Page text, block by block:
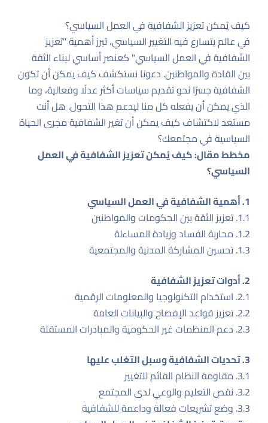
كيف يُمكن تعزيز الشفافية في العمل السياسي؟
في عالم يتسارع فيه التغيير السياسي، تبرز أهمية "تعزيز
الشفافية في العمل السياسي" كعنصر أساسي لبناء الثقة
بين القادة والمواطنين. دعونا نستكشف كيف يمكن أن تكون
الشفافية جسرًا نحو تقديم سياسات أكثر عدلًا وفعالية، وما
الذي يمكن أن يفعله كل منا ليدعم هذا التحول. هل أنت
مستعد لاكتشاف كيف يمكن أن تغير الشفافية مجرى الحياة
السياسية في مجتمعك؟
مخطط مقال: كيف يُمكن تعزيز الشفافية في العمل
السياسي؟
1. أهمية الشفافية في العمل السياسي
1.1. تعزيز الثقة بين الحكومات والمواطنين
1.2. محاربة الفساد وزيادة المساءلة
1.3. تحسين المشاركة المدنية والمجتمعية
2. أدوات تعزيز الشفافية
2.1. استخدام التكنولوجيا والمعلومات الرقمية
2.2. تعزيز قواعد الإفصاح والبيانات العامة
2.3. دعم المنظمات غير الحكومية والمبادرات المستقلة
3. تحديات الشفافية وسبل التغلب عليها
3.1. مقاومة النظام القائم للتغيير
3.2. نقص التعليم والوعي لدى المجتمع
3.3. وضع تشريعات فعالة وداعمة للشفافية